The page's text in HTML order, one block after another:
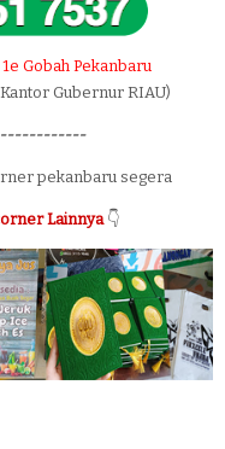
Gobah Pekanbaru
Gubernur RIAU)
pekanbaru segera
Lainnya👇